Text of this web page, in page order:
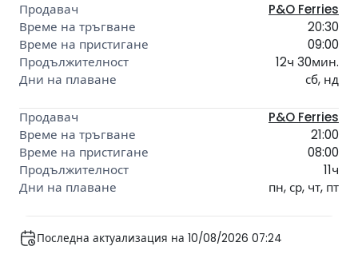
P&O Ferries
20:30
09:00
12ч 30мин.
сб, нд
P&O Ferries
21:00
08:00
11ч
пн, ср, чт, пт
Последна актуализация на 10/08/2026 07:24